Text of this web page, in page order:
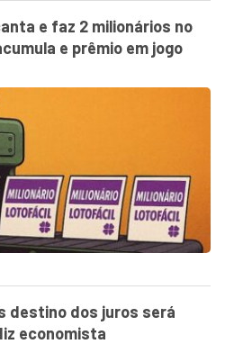
e faz 2 milionários no
e prêmio em jogo
destino dos juros será
economista